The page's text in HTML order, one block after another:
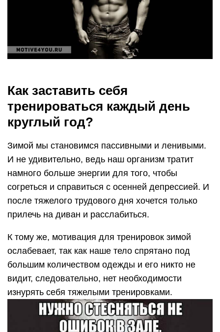
Как заставить себя
тренироваться каждый день
круглый год?
Зимой мы становимся пассивными и ленивыми.
И не удивительно, ведь наш организм тратит
намного больше энергии для того, чтобы
согреться и справиться с осенней депрессией. И
после тяжелого трудового дня хочется только
прилечь на диван и расслабиться.
К тому же, мотивация для тренировок зимой
ослабевает, так как наше тело спрятано под
большим количеством одежды и его никто не
видит, следовательно, нет необходимости
изнурять себя тяжелыми тренировками.